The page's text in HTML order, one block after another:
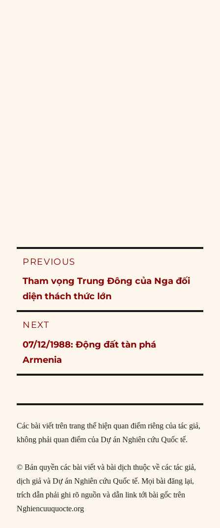
Post
PREVIOUS
Previous
post:
Tham vọng Trung Đông của Nga đối
diện thách thức lớn
NEXT
Next
post:
07/12/1988: Động đất tàn phá
Armenia
Các bài viết trên trang thể hiện quan điểm riêng của tác giả,
không phải quan điểm của Dự án Nghiên cứu Quốc tế.
© Bản quyền các bài viết và bài dịch thuộc về các tác giả,
dịch giả và Dự án Nghiên cứu Quốc tế. Mọi bài đăng lại,
trích dẫn phải ghi rõ nguồn và dẫn link tới bài gốc trên
Nghiencuuquocte.org